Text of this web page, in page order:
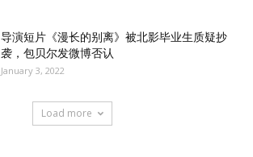
导演短片《漫长的别离》被北影毕业生质疑抄
袭，包贝尔发微博否认
January 3, 2022
Load more